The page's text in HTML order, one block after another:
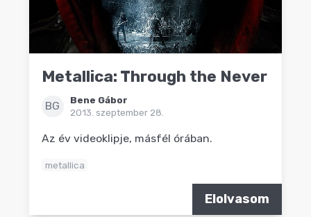
Metallica: Through the Never
BG
Bene Gábor
2013. szeptember 28.
Az év videoklipje, másfél órában.
metallica
Elolvasom